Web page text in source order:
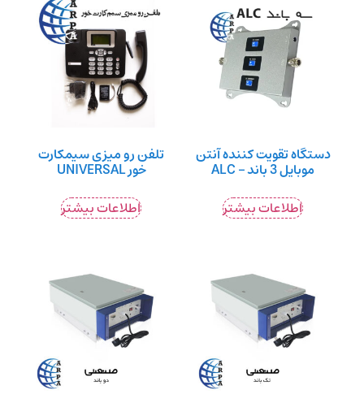
دستگاه تقویت کننده آنتن
موبایل 3 باند – ALC
اطلاعات بیشتر
تلفن رو میزی سیمکارت
خور UNIVERSAL
اطلاعات بیشتر